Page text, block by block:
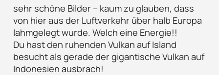
sehr schöne Bilder – kaum zu glauben, dass
von hier aus der Luftverkehr über halb Europa
lahmgelegt wurde. Welch eine Energie!!
Du hast den ruhenden Vulkan auf Island
besucht als gerade der gigantische Vulkan auf
Indonesien ausbrach!